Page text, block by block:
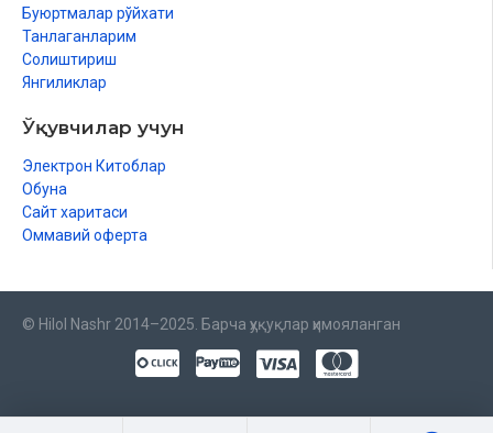
Буюртмалар рўйхати
Танлаганларим
Солиштириш
Янгиликлар
Ўқувчилар учун
Электрон Китоблар
Обуна
Сайт харитаси
Оммавий оферта
© Hilol Nashr 2014–2025. Барча ҳуқуқлар ҳимояланган